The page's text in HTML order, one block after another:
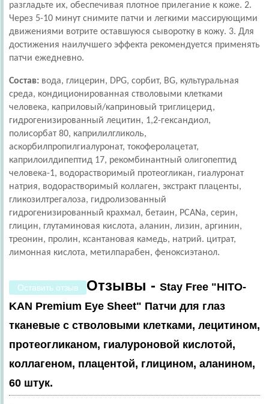
разгладьте их, обеспечивая плотное прилегание к коже. 2.
Через 5-10 минут снимите патчи и легкими массирующими
движениями вотрите оставшуюся сыворотку в кожу. 3. Для
достижения наилучшего эффекта рекомендуется применять
патчи ежедневно.
Состав: вода, глицерин, DPG, сорбит, BG, культуральная
среда, кондиционированная стволовыми клетками
человека, каприловый/каприновый триглицерид,
гидрогенизированный лецитин, 1,2-гександиол,
полисорбат 80, каприлилгликоль,
аскорбилпропилгиалуронат, токоферолацетат,
каприлоилдипептид 17, рекомбинантный олигопептид
человека-1, водорастворимый протеогликан, гиалуронат
натрия, водорастворимый коллаген, экстракт плаценты,
гликозилтрегалоза, гидролизованный
гидрогенизированный крахмал, бетаин, PCANa, серин,
глицин, глутаминовая кислота, аланин, лизин, аргинин,
треонин, пролин, ксантановая камедь, натрий. цитрат,
лимонная кислота, метилпарабен, феноксиэтанол.
Оставить отзыв Отзывы - Stay Free "HITO-
KAN Premium Eye Sheet" Патчи для глаз
тканевые с стволовыми клетками, лецитином,
протеогликаном, гиалуроновой кислотой,
коллагеном, плацентой, глицином, аланином,
60 штук.